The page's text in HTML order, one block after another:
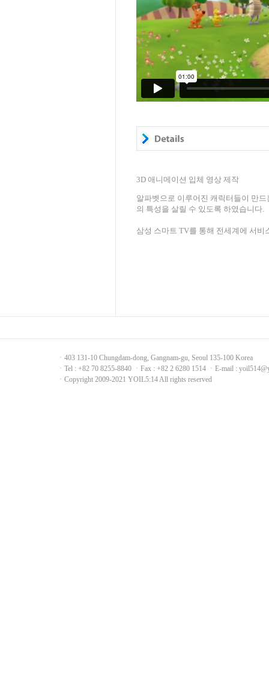
3D 애니메이션 입체 영상 제작
알파벳으로 이루어진 캐릭터들이 만
의 특성을 살릴 수 있도록 하였습니다.
삼성 스마트 TV를 통해 전세계에 서비
ㆍ403 131-10 Chungdam-dong, Gangnam-gu, Seoul 135-100 Korea
ㆍTel : +82 70 8255-8840 ㆍFax : +82 2 6280 1514 ㆍE-mail :
ㆍCopyright 2009-2021 YOIL5:14 All rights reserved